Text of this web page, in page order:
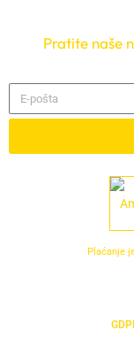
Pratite naše
Plaćanje